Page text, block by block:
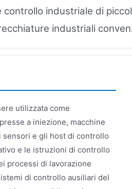
industriale di
industriali
utilizzata come
a iniezione, macchine
sensori e gli host di controllo
e le istruzioni di controllo
processi di lavorazione
di controllo ausiliari del